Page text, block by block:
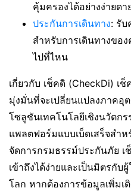
คุ้มครองได้อย่างง่ายดา
ประกันการเดินทาง: รั
สำหรับการเดินทางขอ
ไปที่ไหน
เกี่ยวกับ เช็คดิ (CheckDi) เ
มุ่งมั่นที่จะเปลี่ยนแปลงภาคอุ
โซลูชันเทคโนโลยีเชิงนวัตก
แพลตฟอร์มแบบเบ็ดเสร็จสำ
จัดการกรมธรรม์ประกันภัย
เข้าถึงได้ง่ายและเป็นมิตรกั
โลก หากต้องการข้อมูลเพิ่มเ